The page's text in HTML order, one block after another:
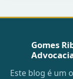
Gomes
Este blog é um